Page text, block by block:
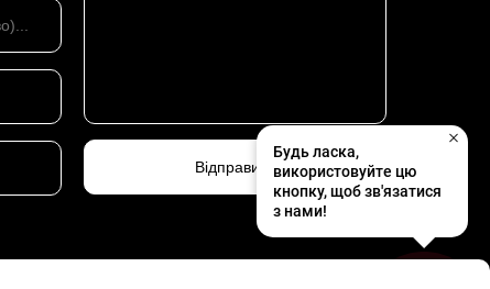
Будь ласка,
використовуйте цю
кнопку, щоб зв'язатися
з нами!